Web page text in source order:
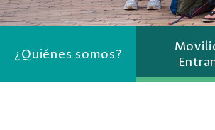
¿Quiénes somos?